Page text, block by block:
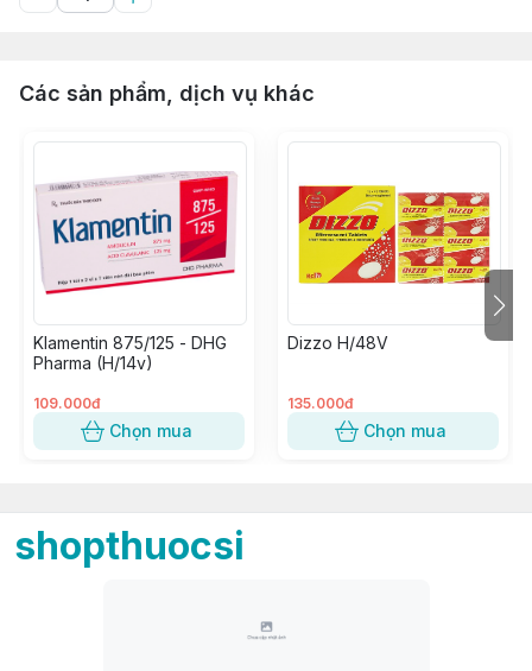
Các sản phẩm, dịch vụ khác
Klamentin 875/125 - DHG
Pharma (H/14v)
109.000đ
Chọn mua
Dizzo H/48V
135.000đ
Chọn mua
shopthuocsi